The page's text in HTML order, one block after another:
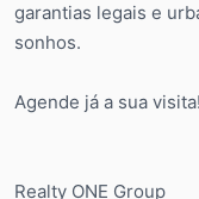
garantias legais e
sonhos.
Agende já a sua visita!
Realty ONE Group